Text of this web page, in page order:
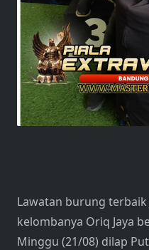
Lawatan burung
kelombanya Oriq Jaya
Minggu (21/08) dilap